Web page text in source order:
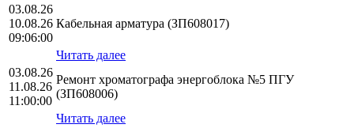
03.08.26
10.08.26
09:06:00
Кабельная арматура (ЗП608017)
Читать далее
03.08.26
11.08.26
11:00:00
Ремонт хроматографа энергоблока №5 ПГУ
(ЗП608006)
Читать далее